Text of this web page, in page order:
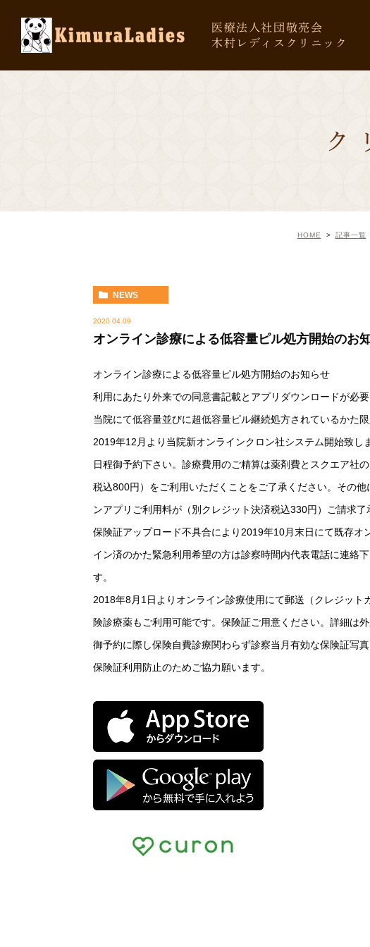
医療法人社団敬亮会
木村レディスクリニック
ク
HOME 記事一覧
NEWS
2020.04.09
オンライン診療による低容量ピル処方開始のお
オンライン診療による低容量ピル処方開始のお知らせ
利用にあたり外来での同意書記載とアプリダウンロードが必要
当院にて低容量並びに超低容量ピル継続処方されているかた限
2019年12月より当院新オンラインクロン社システム開始致
日程御予約下さい。診療費用のご精算は薬剤費とスクエア社
税込800円）をご利用いただくことをご了承ください。その
ンアプリご利用料が（別クレジット決済税込330円）ご請求了
保険証アップロード不具合により2019年10月末日にて既存
イン済のかた緊急利用希望の方は診察時間内代表電話に連絡
す。
2018年8月1日よりオンライン診療使用にて郵送（クレジッ
険診療薬もご利用可能です。保険証ご用意ください。詳細は
御予約に際し保険自費診療関わらず診察当月有効な保険証写
保険証利用防止のためご協力願います。